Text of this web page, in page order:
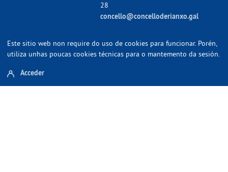
28
concello@concelloderianxo.gal
Este sitio web non require do uso de cookies para funcionar. Porén,
utiliza unhas poucas cookies técnicas para o mantemento da sesión.
Acceder